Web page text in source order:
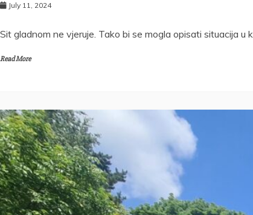
July 11, 2024
Sit gladnom ne vjeruje. Tako bi se mogla opisati situacija
Read More